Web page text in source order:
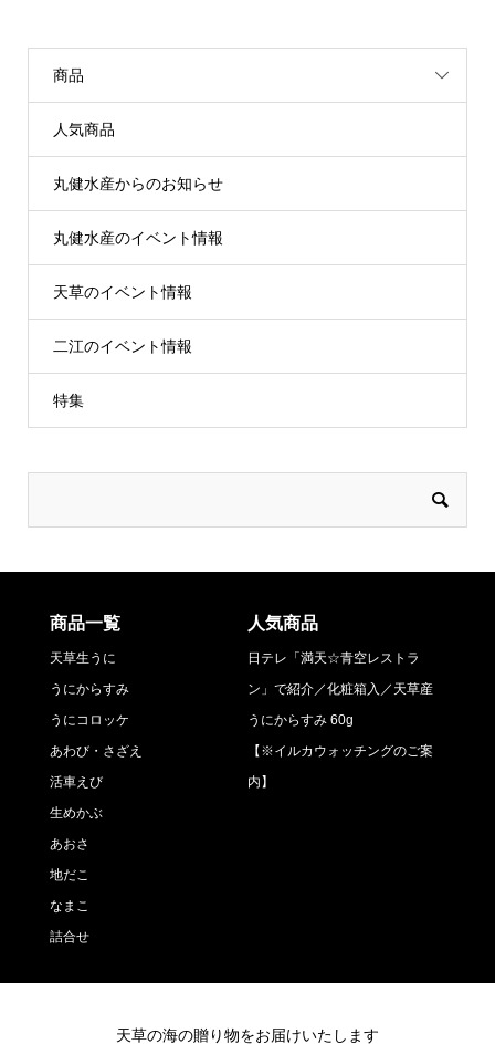
商品
人気商品
丸健水産からのお知らせ
丸健水産のイベント情報
天草のイベント情報
二江のイベント情報
特集
商品一覧
天草生うに
うにからすみ
うにコロッケ
あわび・さざえ
活車えび
生めかぶ
あおさ
地だこ
なまこ
詰合せ
人気商品
日テレ「満天☆青空レストラ
ン」で紹介／化粧箱入／天草産
うにからすみ 60g
【※イルカウォッチングのご案
内】
天草の海の贈り物をお届けいたします